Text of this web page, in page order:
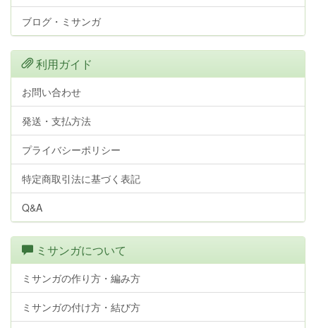
ブログ・ミサンガ
利用ガイド
お問い合わせ
発送・支払方法
プライバシーポリシー
特定商取引法に基づく表記
Q&A
ミサンガについて
ミサンガの作り方・編み方
ミサンガの付け方・結び方